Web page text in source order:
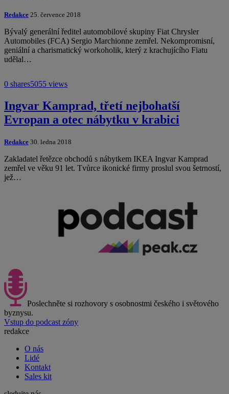
Redakce 25. července 2018
Bývalý generální ředitel automobilové skupiny Fiat Chrysler
Automobiles (FCA) Sergio Marchionne zemřel. Nekompromisní,
geniální a charismatický workoholik, který z krachujícího Fiatu
udělal…
0 shares5055 views
Ingvar Kamprad, třetí nejbohatší
Evropan a otec nábytku v krabici
Redakce 30. ledna 2018
Zakladatel řetězce obchodů s nábytkem IKEA Ingvar Kamprad
zemřel ve věku 91 let. Tvůrce ikonické firmy proslul svou šetrností,
jež…
Poslechněte si rozhovory s osobnostmi českého i světového
byznysu.
Vstup do podcast zóny
redakce
O nás
Lidé
Kontakt
Sales kit